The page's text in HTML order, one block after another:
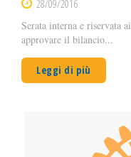
28/09/2016
Serata interna e riservata
approvare il bilancio...
Leggi di più